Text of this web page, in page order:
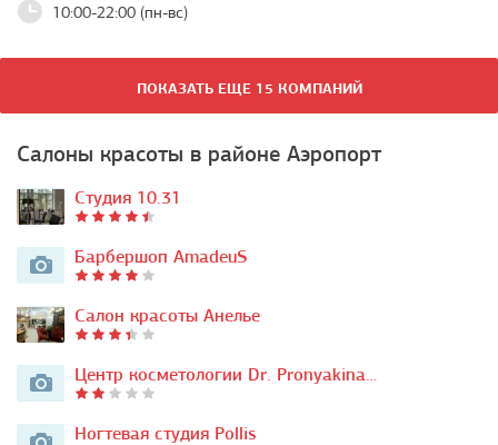
10:00-22:00 (пн-вс)
ПОКАЗАТЬ ЕЩЕ 15 КОМПАНИЙ
Салоны красоты в районе Аэропорт
Студия 10.31
Барбершоп AmadeuS
Салон красоты Анелье
Центр косметологии Dr. Pronyakina…
Ногтевая студия Pollis